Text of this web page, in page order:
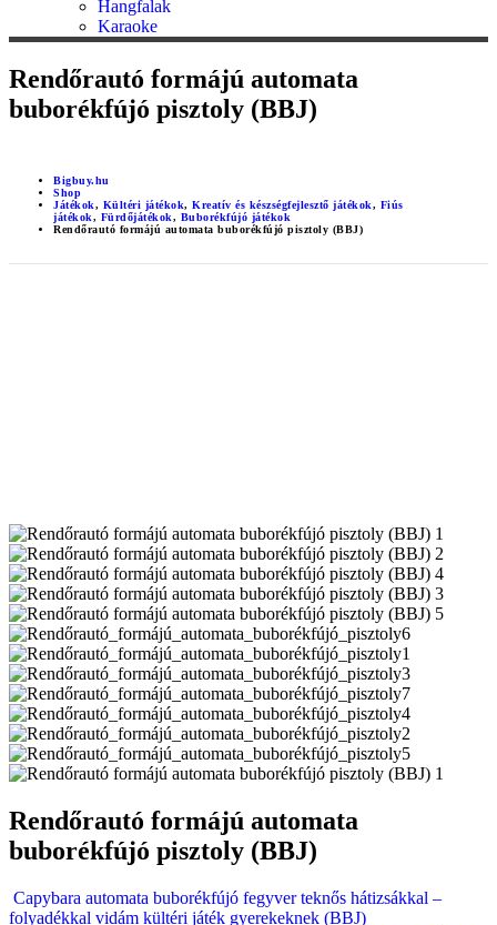
Hangfalak
Karaoke
Rendőrautó formájú automata
buborékfújó pisztoly (BBJ)
Bigbuy.hu
Shop
Játékok, Kültéri játékok, Kreatív és készségfejlesztő játékok, Fiús
játékok, Fürdőjátékok, Buborékfújó játékok
Rendőrautó formájú automata buborékfújó pisztoly (BBJ)
Rendőrautó formájú automata
buborékfújó pisztoly (BBJ)
Capybara automata buborékfújó fegyver teknős hátizsákkal –
folyadékkal vidám kültéri játék gyerekeknek (BBJ)